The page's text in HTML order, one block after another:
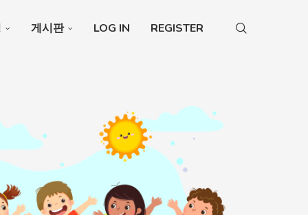
게시판 LOG IN REGISTER